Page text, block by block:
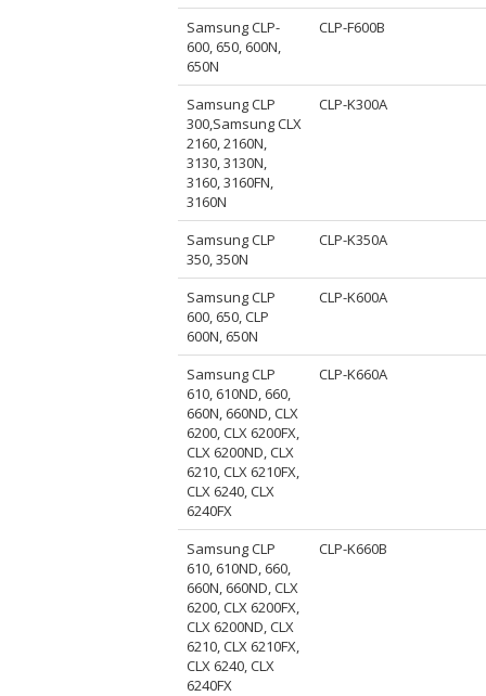
Samsung CLP-
600, 650, 600N,
650N
CLP-F600B
Samsung CLP
300,Samsung CLX
2160, 2160N,
3130, 3130N,
3160, 3160FN,
3160N
CLP-K300A
Samsung CLP
350, 350N
CLP-K350A
Samsung CLP
600, 650, CLP
600N, 650N
CLP-K600A
Samsung CLP
610, 610ND, 660,
660N, 660ND, CLX
6200, CLX 6200FX,
CLX 6200ND, CLX
6210, CLX 6210FX,
CLX 6240, CLX
6240FX
CLP-K660A
Samsung CLP
610, 610ND, 660,
660N, 660ND, CLX
6200, CLX 6200FX,
CLX 6200ND, CLX
6210, CLX 6210FX,
CLX 6240, CLX
6240FX
CLP-K660B